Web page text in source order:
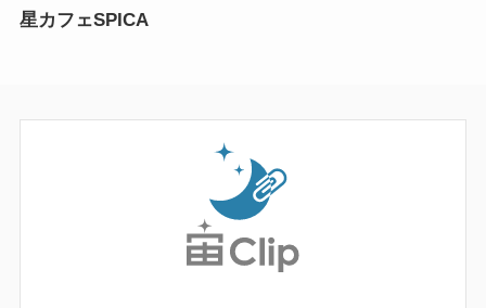
星カフェSPICA